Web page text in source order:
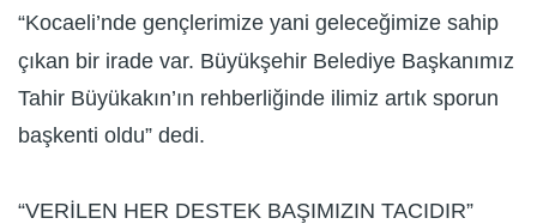
“Kocaeli’nde gençlerimize yani geleceğimize sahip
çıkan bir irade var. Büyükşehir Belediye Başkanımız
Tahir Büyükakın’ın rehberliğinde ilimiz artık sporun
başkenti oldu” dedi.
“VERİLEN HER DESTEK BAŞIMIZIN TACIDIR”